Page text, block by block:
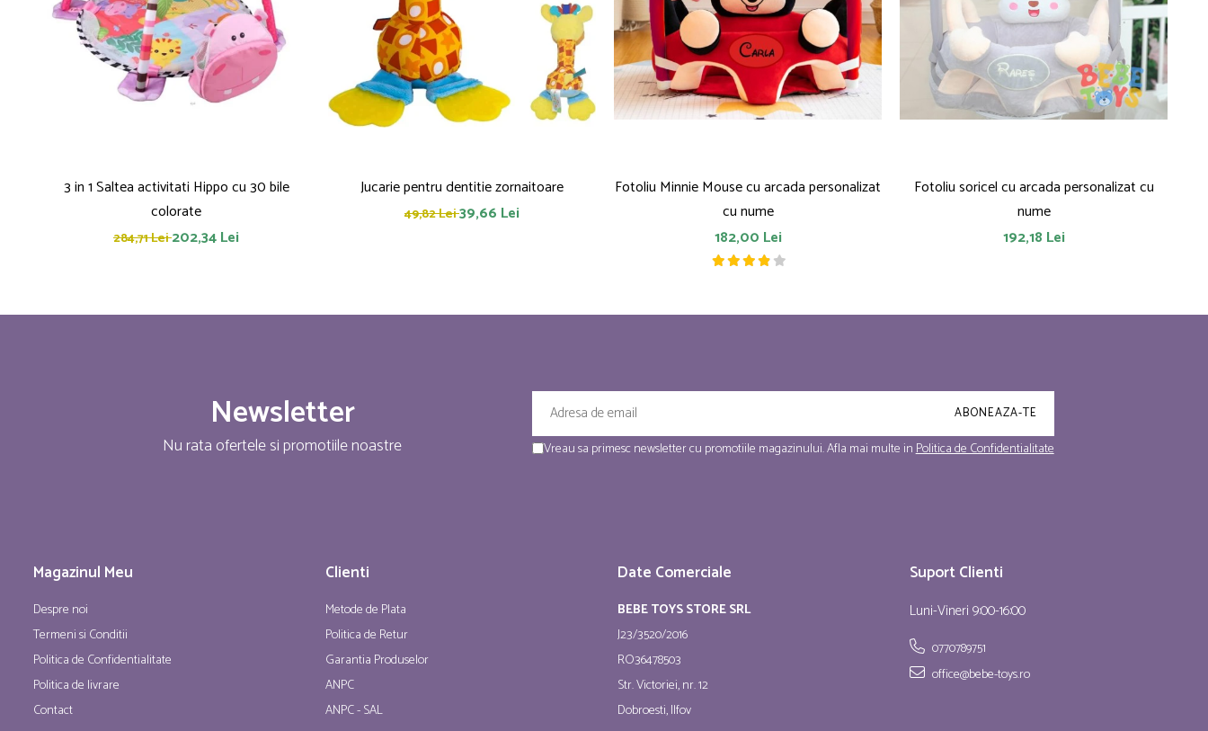
3 in 1 Saltea activitati Hippo cu 30 bile
colorate
284,71 Lei202,34 Lei
Jucarie pentru dentitie zornaitoare
49,82 Lei39,66 Lei
Fotoliu Minnie Mouse cu arcada personalizat
cu nume
182,00 Lei
Fotoliu soricel cu arcada personalizat cu
nume
192,18 Lei
Newsletter
Nu rata ofertele si promotiile noastre Vreau sa primesc newsletter cu promotiile magazinului. Afla mai multe inPolitica de Confidentialitate
Magazinul Meu
Despre noi
Termeni si Conditii
Politica de Confidentialitate
Politica de livrare
Contact
Clienti
Metode de Plata
Politica de Retur
Garantia Produselor
ANPC
ANPC - SAL
Date Comerciale
BEBE TOYS STORE SRL
J23/3520/2016
RO36478503
Str. Victoriei, nr. 12
Dobroesti, Ilfov
Suport Clienti
Luni-Vineri 9:00-16:00
0770789751
office@bebe-toys.ro